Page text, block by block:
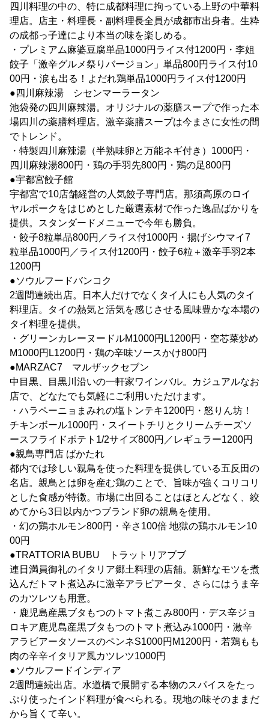
四川料理の中の、特に成都料理に拘っている上野の中華料
理店。店主・料理長・副料理長全員が成都市出身者。生粋
の成都っ子達により本当の味を楽しめる。
・プレミアム麻婆豆腐単品1000円ライス付1200円・李姐
餃子「激辛グルメ祭りバージョン」単品800円ライス付10
00円・涙も出る！よだれ鶏単品1000円ライス付1200円
●四川麻辣湯 シセンマーラータン
池袋発の四川麻辣湯。オリジナルの薬膳スープで作った本
場四川の薬膳料理店。激辛薬膳スープは今まさに女性の間
でトレンド。
・特製四川麻辣湯（半熟味卵と万能ネギ付き）1000円・
四川麻辣湯800円・鶏の手羽先800円・鶏の足800円
●宇都宮餃子館
宇都宮で10店舗経営の人気餃子専門店。那須高原のロイ
ヤルポークをはじめとした厳選素材で作った逸品ばかりを
提供。スタンダードメニューで今年も勝負。
・餃子8粒単品800円／ライス付1000円・揚げシウマイ7
粒単品1000円／ライス付1200円・餃子6粒＋激辛手羽2本
1200円
●ソウルフードバンコク
2週間連続出店。日本人だけでなくタイ人にも人気のタイ
料理店。タイの熱気と活気を感じさせる風味豊かな本場の
タイ料理を提供。
・グリーンカレーヌードルM1000円L1200円・空芯菜炒め
M1000円L1200円・鶏の辛味ソースかけ800円
●MARZAC7 マルザックセブン
中目黒、目黒川沿いの一軒家ワインバル。カジュアルなお
店で、どなたでも気軽にご利用いただけます。
・ハラペーニョまみれの塩トンテキ1200円・怒りん坊！
チキンボール1000円・スイートチリとクリームチーズソ
ースフライドポテト1/2サイズ800円／レギュラー1200円
●親鳥専門店 ばかたれ
都内では珍しい親鳥を使った料理を提供している五反田の
名店。親鳥とは卵を産む鶏のことで、旨味が強くコリコリ
とした食感が特徴。市場に出回ることはほとんどなく、絞
めてから3日以内かつブランド卵の親鳥を使用。
・幻の鶏ホルモン800円・辛さ100倍 地獄の鶏ホルモン10
00円
●TRATTORIA BUBU トラットリアブブ
連日満員御礼のイタリア郷土料理の店舗。新鮮なモツを煮
込んだトマト煮込みに激辛アラビアータ、さらにはうま辛
のカツレツも用意。
・鹿児島産黒ブタもつのトマト煮こみ800円・デス辛ジョ
ロキア鹿児島産黒ブタもつのトマト煮込み1000円・激辛
アラビアータソースのペンネS1000円M1200円・若鶏もも
肉の辛辛イタリア風カツレツ1000円
●ソウルフードインディア
2週間連続出店。水道橋で展開する本物のスパイスをたっ
ぷり使ったインド料理が食べられる。現地の味そのままだ
から旨くて辛い。